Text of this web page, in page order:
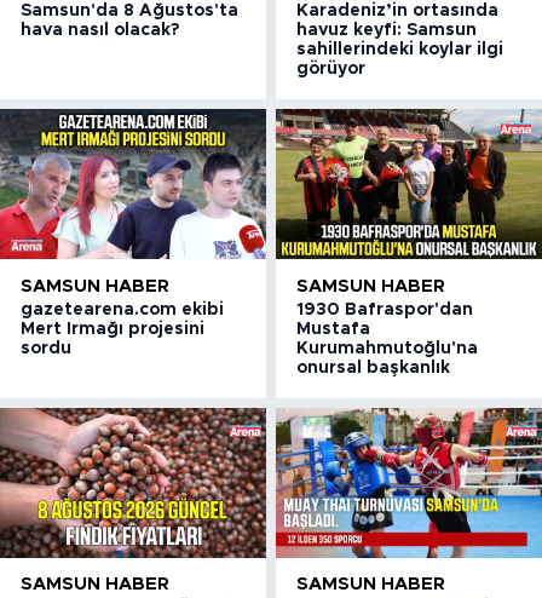
Samsun'da 8 Ağustos'ta
hava nasıl olacak?
Karadeniz’in ortasında
havuz keyfi: Samsun
sahillerindeki koylar ilgi
görüyor
SAMSUN HABER
gazetearena.com ekibi
Mert Irmağı projesini
sordu
SAMSUN HABER
1930 Bafraspor'dan
Mustafa
Kurumahmutoğlu'na
onursal başkanlık
SAMSUN HABER SAMSUN HABER